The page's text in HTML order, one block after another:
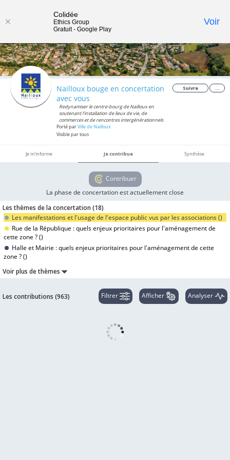
Toggle
Nailloux bouge en concertation
avec vous
Redynamiser le centre-bourg de Nailloux en
soutenant l'installation de lieux de vie, de
commerces et de rencontres intergénérationnels
Porté parVille de Nailloux
Visible par tous
Suivre ...
Je m'informe Je contribue Synthèse
Contribuer
La phase de concertation est actuellement close
Les thèmes de la concertation (18)
Les manifestations et l'usage de l'espace public vus par les associations ()
Rue de la République : quels enjeux prioritaires pour l'aménagement de
cette zone ? ()
Halle et Mairie : quels enjeux prioritaires pour l'aménagement de cette
zone ? ()
Voir plus de thèmes
Les contributions (963) Filtrer Afficher Analyser
Colidée
Ethics Group
Gratuit - Google Play
Voir